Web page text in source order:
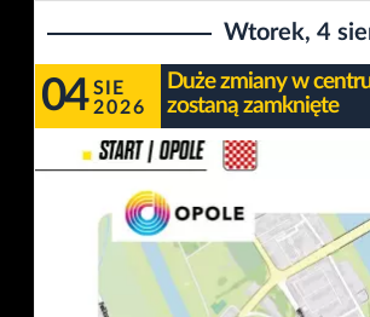
Wtorek, 4
04 SIE
2026
Duże zmiany w
zostaną zamknięte